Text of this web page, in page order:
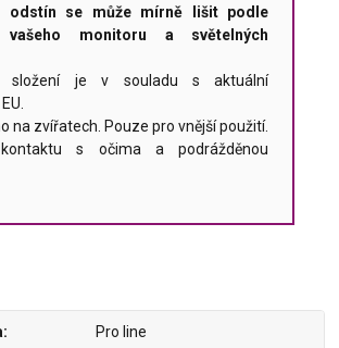
odstín se může mírně lišit podle
vašeho monitoru a světelných
složení je v souladu s aktuální
na zvířatech. Pouze pro vnější použití.
s očima a podrážděnou
Pro line